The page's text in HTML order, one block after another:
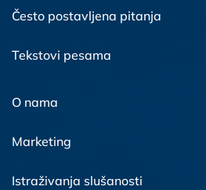
Često postavljena pitanja
Tekstovi pesama
O nama
Marketing
Istraživanja slušanosti